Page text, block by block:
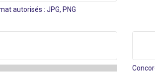
autorisés : JPG, PNG